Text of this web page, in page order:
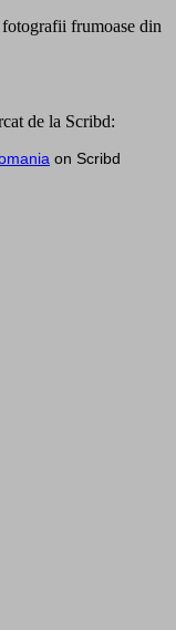
frumoase din
de la Scribd:
on Scribd